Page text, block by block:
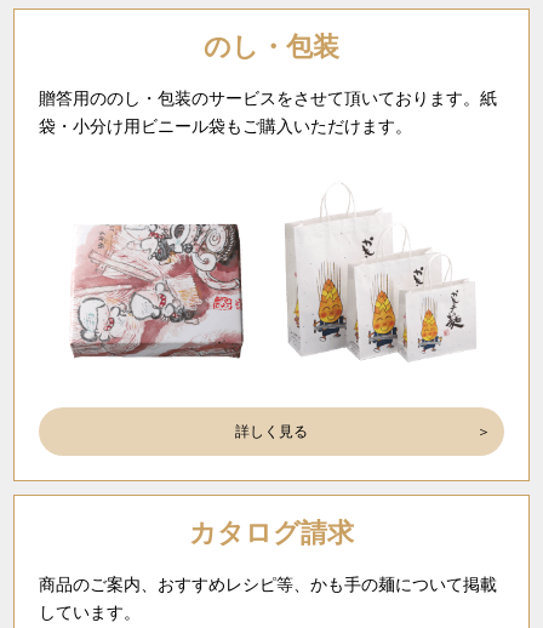
のし・包装
贈答用ののし・包装のサービスをさせて頂いております。紙
袋・小分け用ビニール袋もご購入いただけます。
詳しく見る
カタログ請求
商品のご案内、おすすめレシピ等、かも手の麺について掲載
しています。